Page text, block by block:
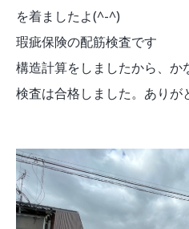
を着ましたよ(^-^)
瑕疵保険の配筋検査です
構造計算をしましたから、か
検査は合格しました。ありが